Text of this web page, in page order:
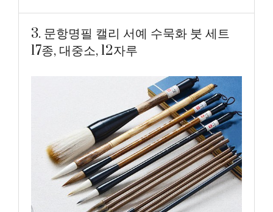
3. 문항명필 캘리 서예 수묵화 붓 세트
17종, 대중소, 12자루